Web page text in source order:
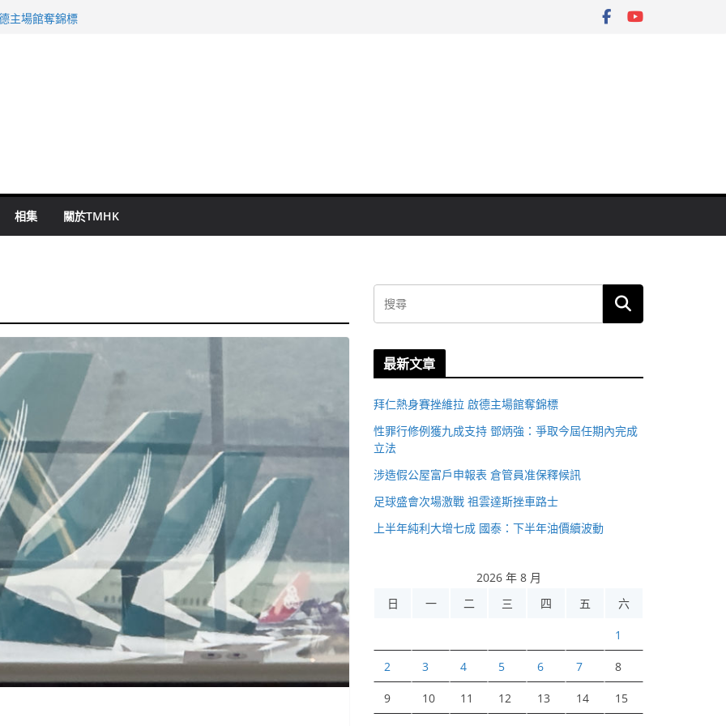
泰：下半年油價續波動
主場館奪錦標
相集 關於TMHK
最新文章
拜仁熱身賽挫維拉 啟德主場館奪錦標
性罪行修例獲九成支持 鄧炳強：爭取今屆任期內完成
立法
涉造假公屋富戶申報表 倉管員准保釋候訊
足球盛會次場激戰 祖雲達斯挫車路士
上半年純利大增七成 國泰：下半年油價續波動
2026 年 8 月
日
一 二 三 四 五 六
1
2 3 4 5 6 7 8
9 10 11 12 13 14 15